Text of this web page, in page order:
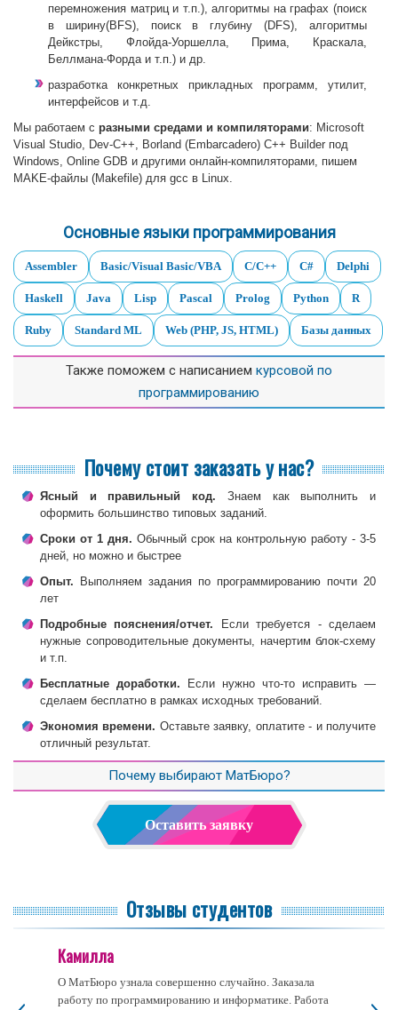
перемножения матриц и т.п.), алгоритмы на графах (поиск
в ширину(BFS), поиск в глубину (DFS), алгоритмы
Дейкстры, Флойда-Уоршелла, Прима, Краскала,
Беллмана-Форда и т.п.) и др.
разработка конкретных прикладных программ, утилит,
интерфейсов и т.д.
Мы работаем с разными средами и компиляторами: Microsoft
Visual Studio, Dev-C++, Borland (Embarcadero) C++ Builder под
Windows, Online GDB и другими онлайн-компиляторами, пишем
MAKE-файлы (Makefile) для gcc в Linux.
Основные языки программирования
Assembler Basic/Visual Basic/VBA С/C++ C# Delphi
Haskell Java Lisp Pascal Prolog Python R
Ruby Standard ML Web (PHP, JS, HTML) Базы данных
Также поможем с написанием курсовой по
программированию
Почему стоит заказать у нас?
Ясный и правильный код. Знаем как выполнить и
оформить большинство типовых заданий.
Сроки от 1 дня. Обычный срок на контрольную работу - 3-5
дней, но можно и быстрее
Опыт. Выполняем задания по программированию почти 20
лет
Подробные пояснения/отчет. Если требуется - сделаем
нужные сопроводительные документы, начертим блок-схему
и т.п.
Бесплатные доработки. Если нужно что-то исправить —
сделаем бесплатно в рамках исходных требований.
Экономия времени. Оставьте заявку, оплатите - и получите
отличный результат.
Почему выбирают МатБюро?
Оставить заявку
Отзывы студентов
О МатБюро узнала совершенно случайно. Заказала
работу по программированию и информатике. Работа
Камилла